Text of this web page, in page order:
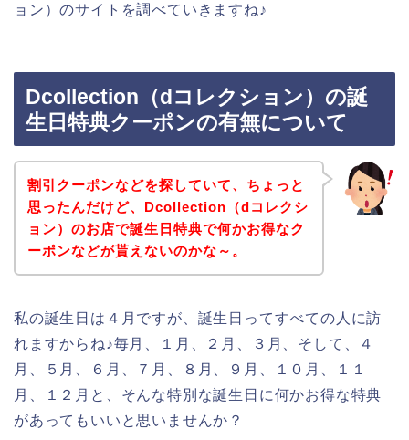
ョン）のサイトを調べていきますね♪
Dcollection（dコレクション）の誕
生日特典クーポンの有無について
割引クーポンなどを探していて、ちょっと
思ったんだけど、Dcollection（dコレクシ
ョン）のお店で誕生日特典で何かお得なク
ーポンなどが貰えないのかな～。
私の誕生日は４月ですが、誕生日ってすべての人に訪
れますからね♪毎月、１月、２月、３月、そして、４
月、５月、６月、７月、８月、９月、１０月、１１
月、１２月と、そんな特別な誕生日に何かお得な特典
があってもいいと思いませんか？